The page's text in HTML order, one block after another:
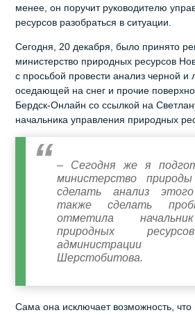
менее, он поручит руководителю
ресурсов разобраться в ситуации.
Сегодня, 20 декабря, было принято
министерство природных ресурсов
с просьбой провести анализ черной и
оседающей на снег и прочие
Бердск-Онлайн со ссылкой на
начальника управления природных
– Сегодня же я
министерство
сделать анализ
также сделать
отметила
природных
Шерстобитова.
Сама она исключает возможность,